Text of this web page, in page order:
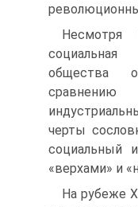
Несмотря
общества
черты
социальный
«верхами» и
На рубеже